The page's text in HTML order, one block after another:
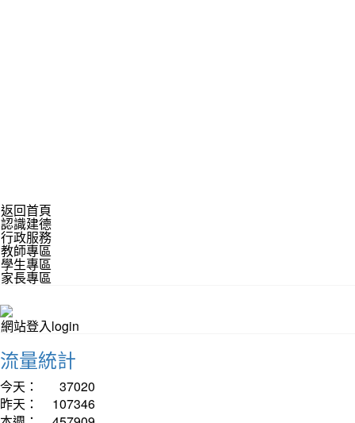
返回首頁
認識建德
行政服務
教師專區
學生專區
家長專區
網站登入login
流量統計
今天：
37020
昨天：
107346